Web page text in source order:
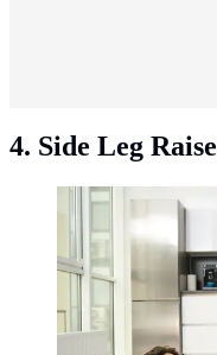
4. Side Leg Raise